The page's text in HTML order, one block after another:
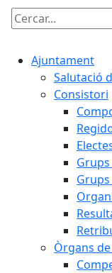
Cercar:
Ajuntament
Salutació
Consistori
Òrgans